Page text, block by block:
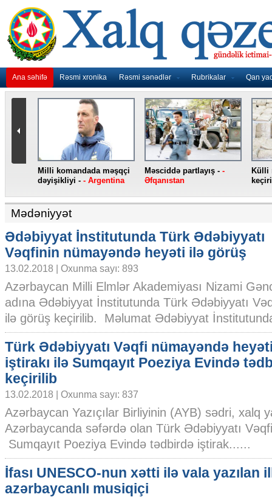
Ana səhifə Rəsmi xronika Rəsmi sənədlər Rubrikalar Qan
Yeni “iPhone”
smartfonları -- ABŞ
“Atletiko” Lemarı transfer
edib -- İspaniya
Mədəniyyət
Ədəbiyyat İnstitutunda Türk Ədəbiyyatı
Vəqfinin nümayəndə heyəti ilə görüş
13.02.2018 | Oxunma sayı: 893
Azərbaycan Milli Elmlər Akademiyası Nizami
adına Ədəbiyyat İnstitutunda Türk Ədəbiyyatı
ilə görüş keçirilib. Məlumat Ədəbiyyat
Türk Ədəbiyyatı Vəqfi nümayəndə
iştirakı ilə Sumqayıt Poeziya Evində
keçirilib
13.02.2018 | Oxunma sayı: 837
Azərbaycan Yazıçılar Birliyinin (AYB) sədri, xalq
Azərbaycanda səfərdə olan Türk Ədəbiyyatı
Sumqayıt Poeziya Evində tədbirdə iştirak......
İfası UNESCO-nun xətti ilə vala yazılan
azərbaycanlı musiqiçi